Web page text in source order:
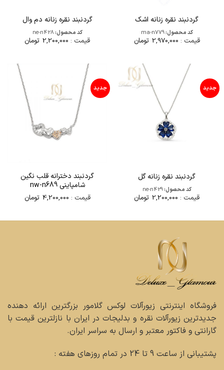
گردنبند نقره زنانه اشک
کد محصول:ma-n779
قیمت : 2,970,000 تومان
گردنبند نقره زنانه دم وال
کد محصول:ne-n428
قیمت : 2,200,000 تومان
جدید
گردنبند نقره زنانه گل
کد محصول:ne-n429
قیمت : 2,200,000 تومان
جدید
گردنبند دخترانه قلب نگین
شامپاینی nw-n689
قیمت : 4,200,000 تومان
فروشگاه اینترنتی زیورآلات لوکس گلامور بزرگترین ارائه دهنده
جدیدترین زیورآلات نقره و بدلیجات در ایران با نازلترین قیمت با
گارانتی و فاکتور معتبر و ارسال به سراسر ایران.
پشتیبانی از ساعت 9 تا 24 در تمام روزهای هفته :